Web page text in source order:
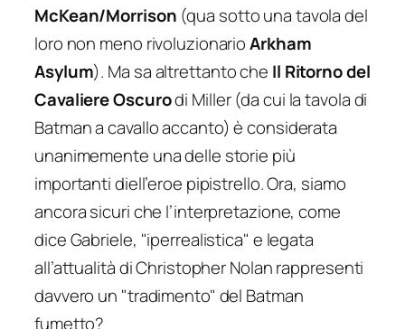
McKean/Morrison (qua sotto una tavola del
loro non meno rivoluzionarioArkham
Asylum). Ma sa altrettanto che Il Ritorno del
Cavaliere Oscurodi Miller (da cui la tavola di
Batman a cavallo accanto) è considerata
unanimemente una delle storie più
importanti diell’eroe pipistrello. Ora, siamo
ancora sicuri che l’interpretazione, come
dice Gabriele, "iperrealistica" e legata
all’attualità di Christopher Nolan rappresenti
davvero un "tradimento" del Batman
fumetto?